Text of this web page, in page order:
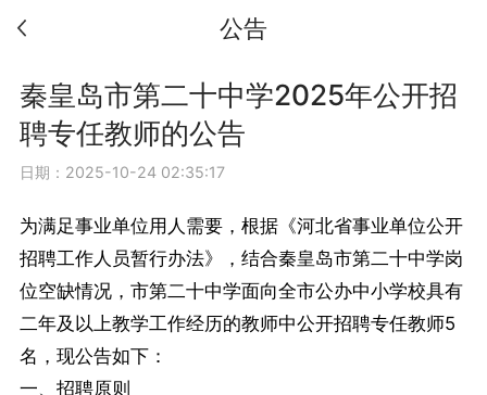
公告
秦皇岛市第二十中学2025年公开招
聘专任教师的公告
日期：2025-10-24 02:35:17
为满足事业单位用人需要，根据《河北省事业单位公开
招聘工作人员暂行办法》，结合秦皇岛市第二十中学岗
位空缺情况，市第二十中学面向全市公办中小学校具有
二年及以上教学工作经历的教师中公开招聘专任教师5
名，现公告如下：
一、招聘原则